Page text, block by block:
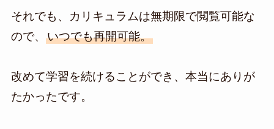
それでも、カリキュラムは無期限で閲覧可能な
ので、 いつでも再開可能。
改めて学習を続けることができ、本当にありが
たかったです。